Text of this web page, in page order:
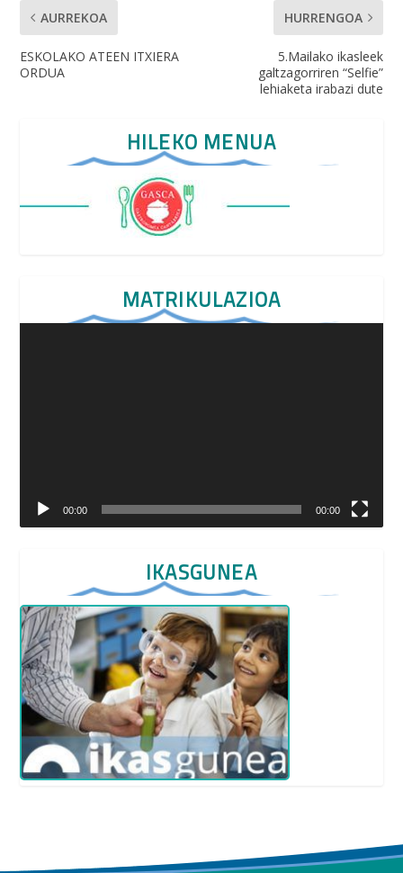
AURREKOA
ESKOLAKO ATEEN ITXIERA
ORDUA
HURRENGOA
5.Mailako ikasleek
galtzagorriren “Selfie”
lehiaketa irabazi dute
HILEKO MENUA
MATRIKULAZIOA
00:00 00:00
IKASGUNEA